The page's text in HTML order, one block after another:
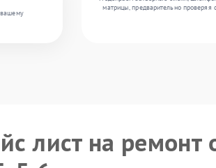
матрицы, предварительно проверяя
лист на